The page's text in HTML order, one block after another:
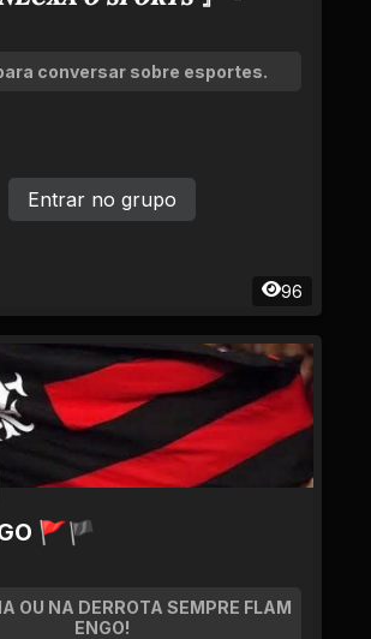
conversar sobre esportes.
96
Entrar no grupo
🚩🏴
OU NA DERROTA SEMPRE FLAM
ENGO!